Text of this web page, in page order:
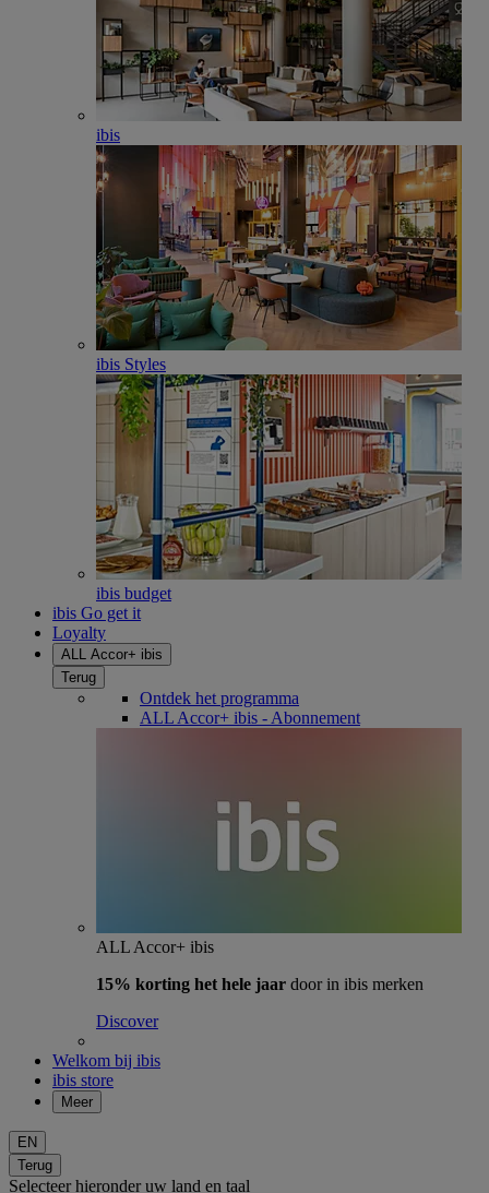
ibis
ibis Styles
ibis budget
ibis Go get it
Loyalty
ALL Accor+ ibis
Terug
Ontdek het programma
ALL Accor+ ibis - Abonnement
ALL Accor+ ibis
15% korting het hele jaar door in ibis merken
Discover
Welkom bij ibis
ibis store
Meer
EN
Terug
Selecteer hieronder uw land en taal